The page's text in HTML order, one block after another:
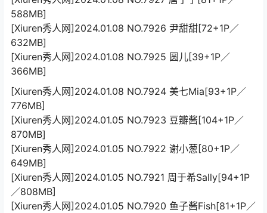
588MB]
[Xiuren秀人网]2024.01.08 NO.7926 尹甜甜[72+1P／
632MB]
[Xiuren秀人网]2024.01.08 NO.7925 圆儿[39+1P／
366MB]
[Xiuren秀人网]2024.01.08 NO.7924 美七Mia[93+1P／
776MB]
[Xiuren秀人网]2024.01.05 NO.7923 豆瓣酱[104+1P／
870MB]
[Xiuren秀人网]2024.01.05 NO.7922 谢小葱[80+1P／
649MB]
[Xiuren秀人网]2024.01.05 NO.7921 周于希Sally[94+1P
／808MB]
[Xiuren秀人网]2024.01.05 NO.7920 鱼子酱Fish[81+1P／